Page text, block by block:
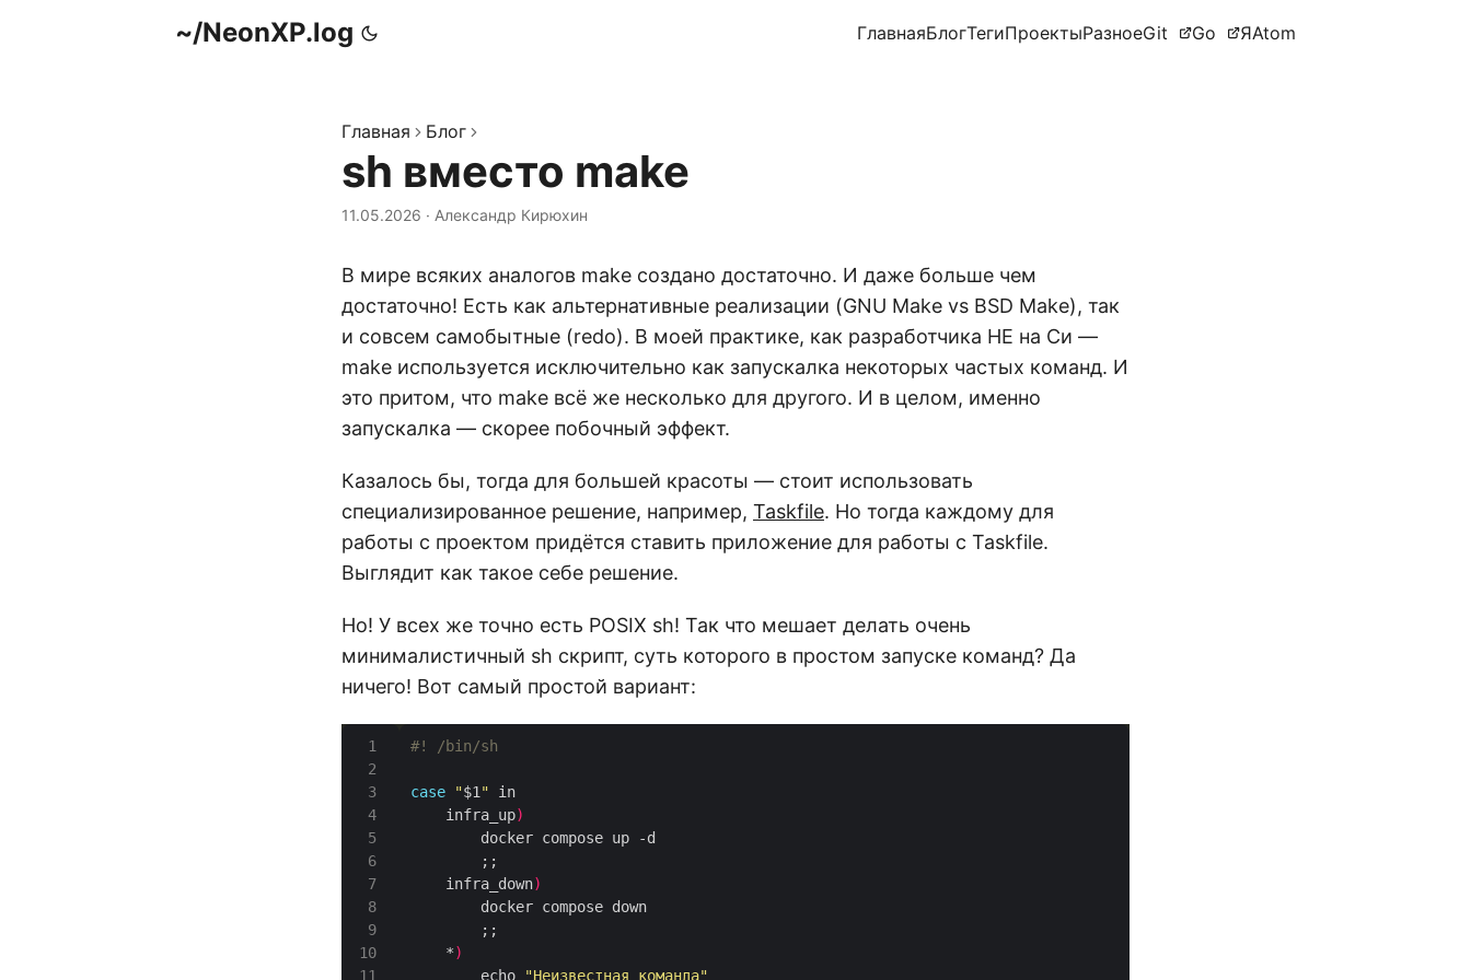
~/NeonXP.log ГлавнаяБлогТегиПроектыРазноеGit Go ЯAtom
Главная Блог
sh вместо make
11.05.2026 · Александр Кирюхин
В мире всяких аналогов make создано достаточно. И даже больше чем
достаточно! Есть как альтернативные реализации (GNU Make vs BSD Make), так
и совсем самобытные (redo). В моей практике, как разработчика НЕ на Си —
make используется исключительно как запускалка некоторых частых команд. И
это притом, что make всё же несколько для другого. И в целом, именно
запускалка — скорее побочный эффект.
Казалось бы, тогда для большей красоты — стоит использовать
специализированное решение, например, Taskfile. Но тогда каждому для
работы с проектом придётся ставить приложение для работы с Taskfile.
Выглядит как такое себе решение.
Но! У всех же точно есть POSIX sh! Так что мешает делать очень
минималистичный sh скрипт, суть которого в простом запуске команд? Да
ничего! Вот самый простой вариант:
3
4
5
6
7
8
9
10
case "$1 "
	infra_up
)
	infra_down
)
	*
)
		echo
"Неизвестная команда"